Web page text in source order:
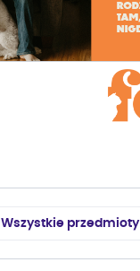
Wszystkie przedmioty